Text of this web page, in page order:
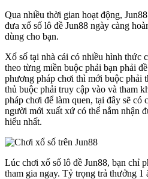
Qua nhiều thời gian hoạt động,
đưa xổ số lô đề Jun88 ngày càng
dùng cho bạn.
Xổ số tại nhà cái có nhiều hình thức
theo từng miền buộc phải bạn phải
phương pháp chơi thì mới buộc phải
thủ buộc phải truy cập vào và tham
pháp chơi để làm quen, tại đây sẽ có
người mới xuất xứ có thể nắm nhận
hiểu nhất.
Lúc chơi xổ số lô đề Jun88, bạn chỉ
tham gia ngay. Tỷ trọng trả thưởng 1